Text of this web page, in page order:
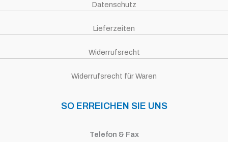
Datenschutz
Lieferzeiten
Widerrufsrecht
Widerrufsrecht für Waren
SO ERREICHEN SIE UNS
Telefon & Fax